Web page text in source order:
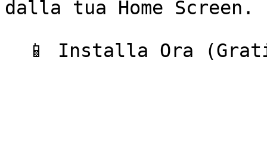
dalla tua Home Screen.